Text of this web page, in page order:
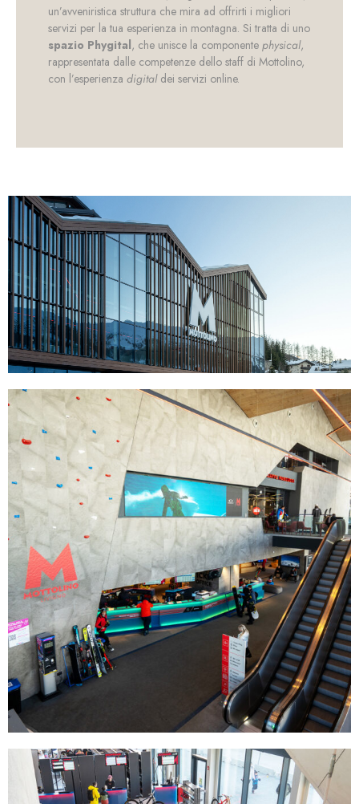
un’avveniristica struttura che mira ad offrirti i migliori
servizi per la tua esperienza in montagna. Si tratta di uno
spazio Phygital, che unisce la componente physical,
rappresentata dalle competenze dello staff di Mottolino,
con l’esperienza digitaldei servizi online.